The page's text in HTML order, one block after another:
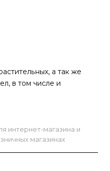
а так же
в том числе и
интернет-магазина и
магазинах